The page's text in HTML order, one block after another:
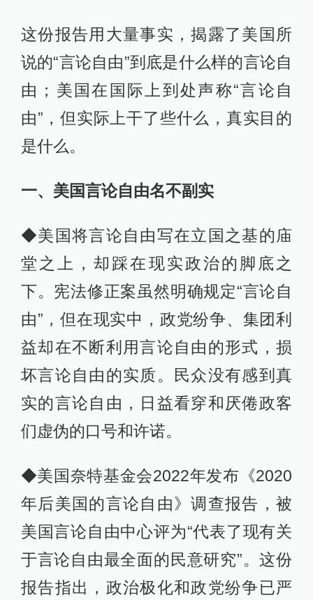
这份报告用大量事实，揭露了美国所
说的“言论自由”到底是什么样的言论自
由；美国在国际上到处声称“言论自
由”，但实际上干了些什么，真实目的
是什么。
一、美国言论自由名不副实
◆美国将言论自由写在立国之基的庙
堂之上，却踩在现实政治的脚底之
下。宪法修正案虽然明确规定“言论自
由”，但在现实中，政党纷争、集团利
益却在不断利用言论自由的形式，损
坏言论自由的实质。民众没有感到真
实的言论自由，日益看穿和厌倦政客
们虚伪的口号和许诺。
◆美国奈特基金会2022年发布《2020
年后美国的言论自由》调查报告，被
美国言论自由中心评为“代表了现有关
于言论自由最全面的民意研究”。这份
报告指出，政治极化和政党纷争已严